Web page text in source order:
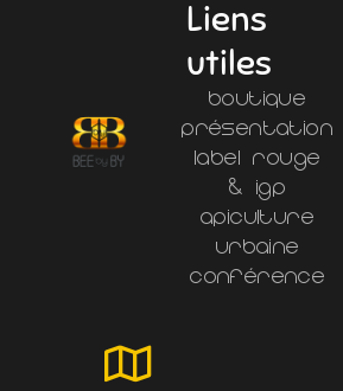
Liens
utiles
Boutique
Présentation
Label Rouge
& IGP
Apiculture
Urbaine
Conférence